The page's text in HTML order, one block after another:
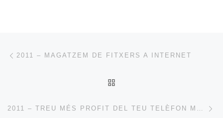
Post navigation
2011 – MAGATZEM DE FITXERS A INTERNET
2011 – TREU MÉS PROFIT DEL TEU TELÈFON MÒBIL